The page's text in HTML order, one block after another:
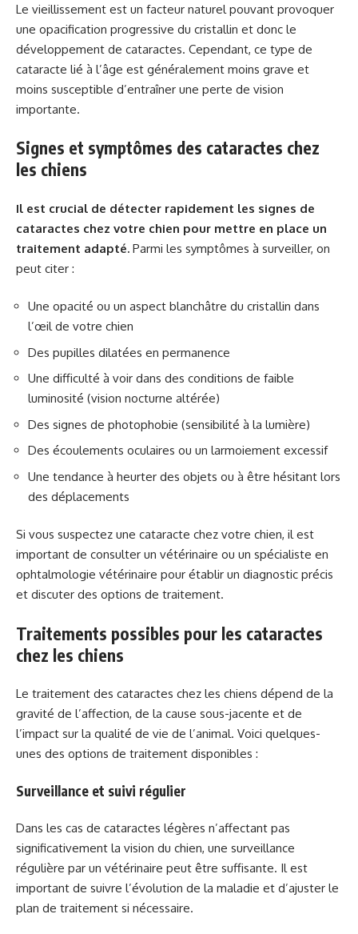
Le vieillissement est un facteur naturel pouvant provoquer
une opacification progressive du cristallin et donc le
développement de cataractes. Cependant, ce type de
cataracte lié à l’âge est généralement moins grave et
moins susceptible d’entraîner une perte de vision
importante.
Signes et symptômes des cataractes chez
les chiens
Il est crucial de détecter rapidement les signes de
cataractes chez votre chien pour mettre en place un
traitement adapté. Parmi les symptômes à surveiller, on
peut citer :
Une opacité ou un aspect blanchâtre du cristallin dans
l’œil de votre chien
Des pupilles dilatées en permanence
Une difficulté à voir dans des conditions de faible
luminosité (vision nocturne altérée)
Des signes de photophobie (sensibilité à la lumière)
Des écoulements oculaires ou un larmoiement excessif
Une tendance à heurter des objets ou à être hésitant lors
des déplacements
Si vous suspectez une cataracte chez votre chien, il est
important de consulter un vétérinaire ou un spécialiste en
ophtalmologie vétérinaire pour établir un diagnostic précis
et discuter des options de traitement.
Traitements possibles pour les cataractes
chez les chiens
Le traitement des cataractes chez les chiens dépend de la
gravité de l’affection, de la cause sous-jacente et de
l’impact sur la qualité de vie de l’animal. Voici quelques-
unes des options de traitement disponibles :
Surveillance et suivi régulier
Dans les cas de cataractes légères n’affectant pas
significativement la vision du chien, une surveillance
régulière par un vétérinaire peut être suffisante. Il est
important de suivre l’évolution de la maladie et d’ajuster le
plan de traitement si nécessaire.